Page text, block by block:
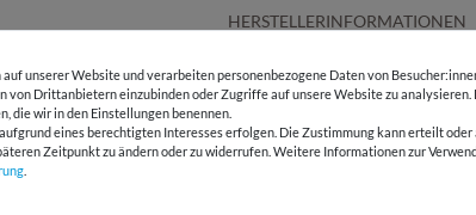
HERSTELLERINFORMATIONEN
Kundenservice
in 24h
Über 98% positive
Bewertungen
unserer Website und verarbeiten personenbezogene Daten von
von Drittanbietern einzubinden oder Zugriffe auf unsere Website zu
die wir in den Einstellungen benennen.
eines berechtigten Interesses erfolgen. Die Zustimmung kann erteilt oder
Zeitpunkt zu ändern oder zu widerrufen. Weitere Informationen zur